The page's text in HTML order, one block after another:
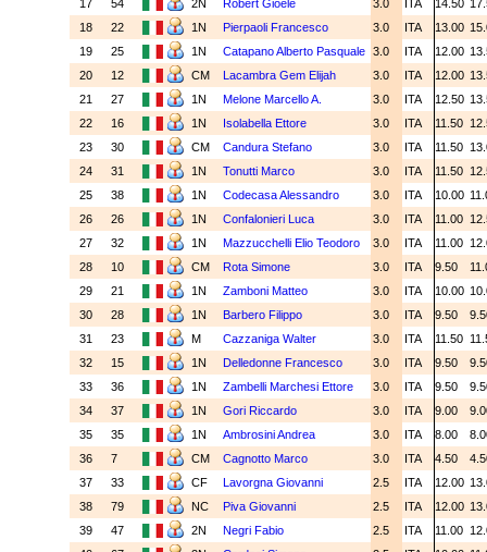
17
54 2N Robert Gioele 3.0 ITA 14.50
18
22 1N Pierpaoli Francesco 3.0 ITA 13.00
19
25 1N Catapano Alberto Pasquale 3.0 ITA 12.00
20
12 CM Lacambra Gem Elijah 3.0 ITA 12.00
21
27 1N Melone Marcello A. 3.0 ITA 12.50
22
16 1N Isolabella Ettore 3.0 ITA 11.50
23
30 CM Candura Stefano 3.0 ITA 11.50
24
31 1N Tonutti Marco 3.0 ITA 11.50
25
38 1N Codecasa Alessandro 3.0 ITA 10.00
26
26 1N Confalonieri Luca 3.0 ITA 11.00
27
32 1N Mazzucchelli Elio Teodoro 3.0 ITA 11.00
28
10 CM Rota Simone 3.0 ITA 9.50
29
21 1N Zamboni Matteo 3.0 ITA 10.00
30
28 1N Barbero Filippo 3.0 ITA 9.50
31
23 M Cazzaniga Walter 3.0 ITA 11.50
32
15 1N Delledonne Francesco 3.0 ITA 9.50
33
36 1N Zambelli Marchesi Ettore 3.0 ITA 9.50
34
37 1N Gori Riccardo 3.0 ITA 9.00
35
35 1N Ambrosini Andrea 3.0 ITA 8.00
36
7 CM Cagnotto Marco 3.0 ITA 4.50
37
33 CF Lavorgna Giovanni 2.5 ITA 12.00
38
79 NC Piva Giovanni 2.5 ITA 12.00
39
47 2N Negri Fabio 2.5 ITA 11.00